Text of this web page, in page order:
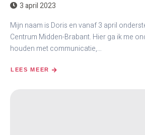
3 april 2023
Mijn naam is Doris en vanaf 3 april
Centrum Midden-Brabant. Hier ga ik me
houden met communicatie,…
LEES MEER